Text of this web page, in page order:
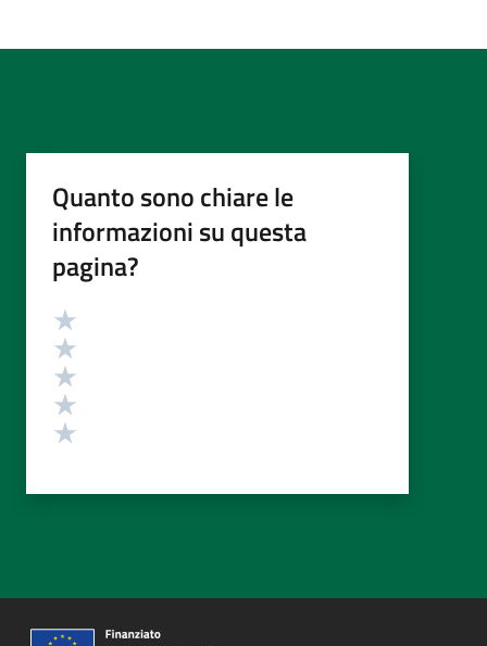
Quanto sono chiare le
informazioni su questa
pagina?
Valutazione